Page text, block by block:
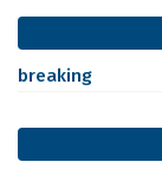
breaking